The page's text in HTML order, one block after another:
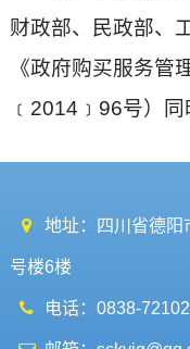
财政部、民政部、
《政府购买服务管
﹝2014﹞96号）同
地址：四川省德阳
号楼6楼
电话：0838-